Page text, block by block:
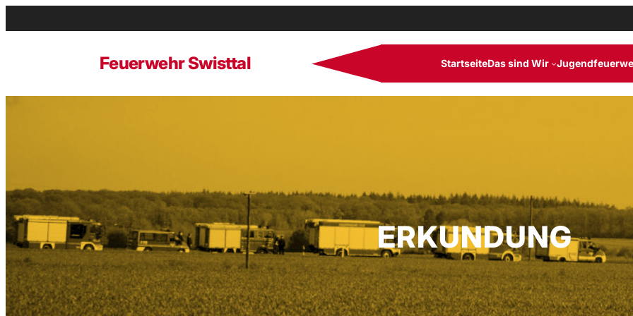
Inhalt
Feuerwehr Swisttal StartseiteDas sind Wir
ERKUNDUNG